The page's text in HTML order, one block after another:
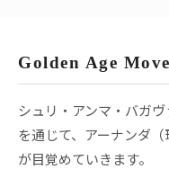
Golden Age
シュリ・アンマ・バガ
を通じて、アーナンダ
が目覚めていきます。